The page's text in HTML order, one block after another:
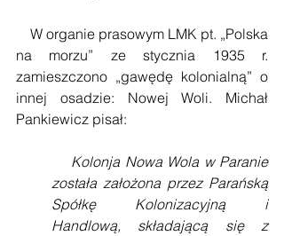
na morzu” ze stycznia 1935 r.
zamieszczono „gawędę kolonialną” o
innej osadzie: Nowej Woli. Michał
Pankiewicz pisał:
Kolonja Nowa Wola w Paranie
została założona przez Parańską
Spółkę Kolonizacyjną i
Handlową, składającą się z